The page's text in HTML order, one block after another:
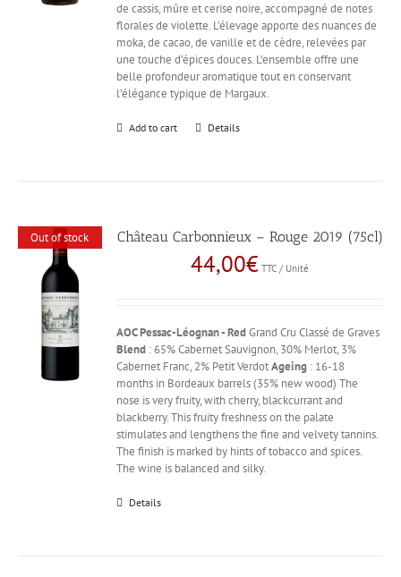
de cassis, mûre et cerise noire, accompagné de notes
florales de violette. L’élevage apporte des nuances de
moka, de cacao, de vanille et de cèdre, relevées par
une touche d’épices douces. L’ensemble offre une
belle profondeur aromatique tout en conservant
l’élégance typique de Margaux.
Add to cart Details
Out of stock Château Carbonnieux – Rouge 2019 (75cl)
44,00€ TTC / Unité
AOC Pessac-Léognan - RedGrand Cru Classé de Graves
Blend : 65% Cabernet Sauvignon, 30% Merlot, 3%
Cabernet Franc, 2% Petit VerdotAgeing : 16-18
months in Bordeaux barrels (35% new wood) The
nose is very fruity, with cherry, blackcurrant and
blackberry. This fruity freshness on the palate
stimulates and lengthens the fine and velvety tannins.
The finish is marked by hints of tobacco and spices.
The wine is balanced and silky.
Details